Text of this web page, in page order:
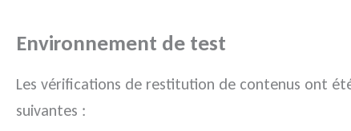
Environnement de test
Les vérifications de restitution de contenus ont
suivantes :